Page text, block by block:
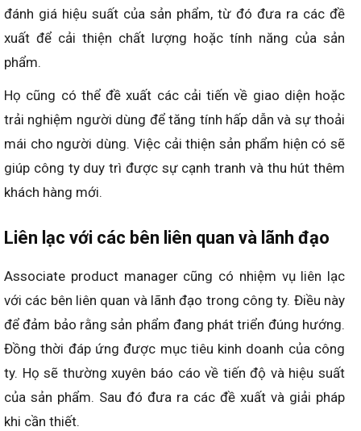
đánh giá hiệu suất của sản phẩm, từ đó đưa ra các đề
xuất để cải thiện chất lượng hoặc tính năng của sản
phẩm.
Họ cũng có thể đề xuất các cải tiến về giao diện hoặc
trải nghiệm người dùng để tăng tính hấp dẫn và sự thoải
mái cho người dùng. Việc cải thiện sản phẩm hiện có sẽ
giúp công ty duy trì được sự cạnh tranh và thu hút thêm
khách hàng mới.
Liên lạc với các bên liên quan và lãnh đạo
Associate product manager cũng có nhiệm vụ liên lạc
với các bên liên quan và lãnh đạo trong công ty. Điều này
để đảm bảo rằng sản phẩm đang phát triển đúng hướng.
Đồng thời đáp ứng được mục tiêu kinh doanh của công
ty. Họ sẽ thường xuyên báo cáo về tiến độ và hiệu suất
của sản phẩm. Sau đó đưa ra các đề xuất và giải pháp
khi cần thiết.